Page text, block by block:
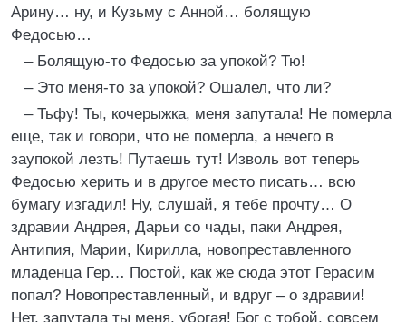
Арину… ну, и Кузьму с Анной… болящую
Федосью…
– Болящую-то Федосью за упокой? Тю!
– Это меня-то за упокой? Ошалел, что ли?
– Тьфу! Ты, кочерыжка, меня запутала! Не померла
еще, так и говори, что не померла, а нечего в
заупокой лезть! Путаешь тут! Изволь вот теперь
Федосью херить и в другое место писать… всю
бумагу изгадил! Ну, слушай, я тебе прочту… О
здравии Андрея, Дарьи со чады, паки Андрея,
Антипия, Марии, Кирилла, новопреставленного
младенца Гер… Постой, как же сюда этот Герасим
попал? Новопреставленный, и вдруг – о здравии!
Нет, запутала ты меня, убогая! Бог с тобой, совсем